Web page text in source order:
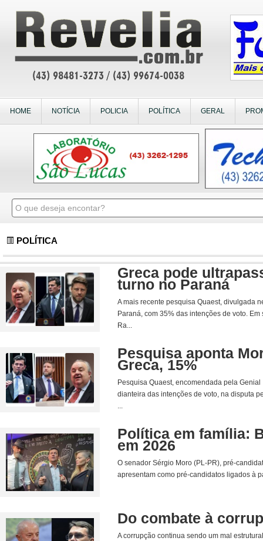
HOME NOTÍCIA POLICIA POLÍTICA GERAL
POLÍTICA
Greca pode
turno no Paraná
A mais recente pesquisa Quaest, divulgada
Paraná, com 35% das intenções de voto.
Ra...
Pesquisa aponta
Greca, 15%
Pesquisa Quaest, encomendada pela
dianteira das intenções de voto, na disputa
...
Política em família:
em 2026
O senador Sérgio Moro (PL-PR), pré-
apresentam como pré-candidatos ligados à
Do combate à
A corrupção continua sendo um mal